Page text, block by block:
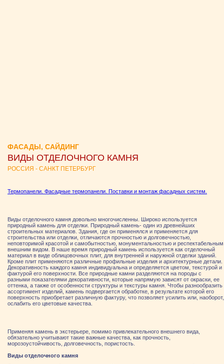
ФАСАДЫ, САЙДИНГ
ВИДЫ ОТДЕЛОЧНОГО КАМНЯ
РОССИЯ - САНКТ ПЕТЕРБУРГ
Термопанели. Фасадные термопанели. Поставки и монтаж фасадных систем.
Виды отделочного камня довольно многочисленны. Широко используется
природный камень для отделки. Природный камень- один из древнейших
строительных материалов. Здания, где он применялся и применяется для
строительства или отделки, отличаются прочностью и долговечностью,
неповторимой красотой и самобытностью, монументальностью и респектабельным
внешним видом. В наше время природный камень используется как отделочный
материал в виде облицовочных плит, для внутренней и наружной отделки зданий.
Кроме плит применяются различные профильные изделия и архитектурные детали.
Декоративность каждого камня индивидуальна и определяется цветом, текстурой и
фактурой его поверхности. Все природные камни разделяются на породы с
разными показателями декоративности, которые напрямую зависят от окраски, ее
оттенка, а также от особенности структуры и текстуры камня. Чтобы разнообразить
ассортимент изделий, камень подвергается обработке, в результате которой его
поверхность приобретает различную фактуру, что позволяет усилить или, наоборот,
ослабить его цветовые качества.
Применяя камень в экстерьере, помимо привлекательного внешнего вида,
обязательно учитывают такие важные качества, как прочность,
морозоустойчивость, долговечность, пористость.
Виды отделочного камня